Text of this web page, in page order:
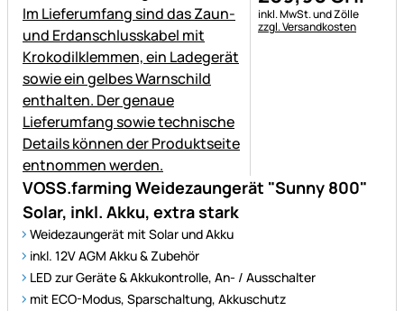
VOSS.farming Weidezaungerät "Sunny 800"
Solar, inkl. Akku, extra stark
Weidezaungerät mit Solar und Akku
inkl. 12V AGM Akku & Zubehör
LED zur Geräte & Akkukontrolle, An- / Ausschalter
mit ECO-Modus, Sparschaltung, Akkuschutz
Steuerhinweis:
inkl. MwSt. und Zölle
zzgl. Versandkosten